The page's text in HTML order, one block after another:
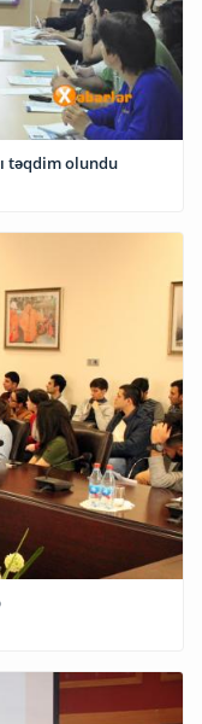
“Elektron-hökumət” portalının statistikası təqdim olundu